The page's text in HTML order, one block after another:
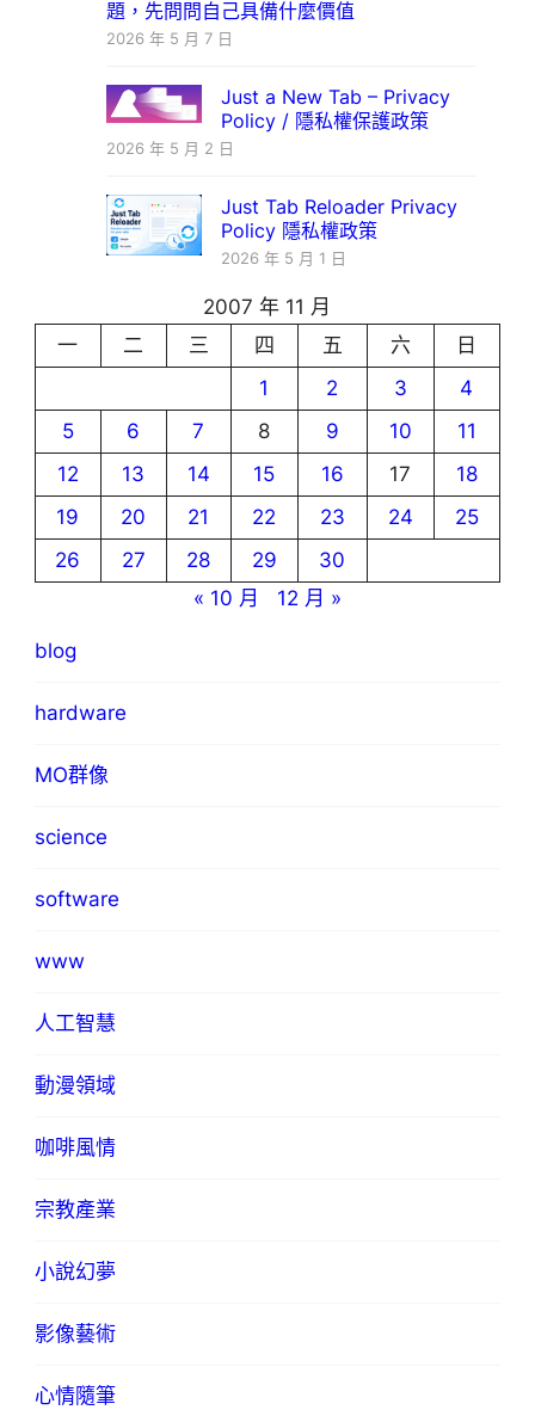
題，先問問自己具備什麼價值
2026 年 5 月 7 日
Just a New Tab – Privacy
Policy / 隱私權保護政策
2026 年 5 月 2 日
Just Tab Reloader Privacy
Policy 隱私權政策
2026 年 5 月 1 日
2007 年 11 月
一
二 三 四 五 六
日
1
2 3
4
5
6 7 8 9 10
11
12
13 14 15 16 17
18
19
20 21 22 23 24
25
26
27 28 29
30
« 10 月
12 月 »
blog
hardware
MO群像
science
software
www
人工智慧
動漫領域
咖啡風情
宗教產業
小說幻夢
影像藝術
心情隨筆